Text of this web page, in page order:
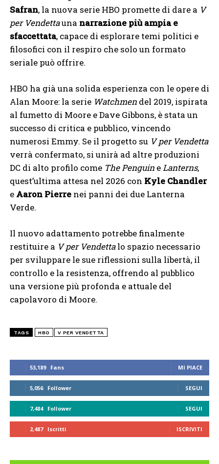
53,189 Fans MI PIACE
5,056 Follower SEGUI
7,484 Follower SEGUI
2,487 Iscritti ISCRIVITI
Safran, la nuova serie HBO promette di dare a V
per Vendettauna narrazione più ampia e
sfaccettata, capace di esplorare temi politici e
filosofici con il respiro che solo un formato
seriale può offrire.
HBO ha già una solida esperienza con le opere di
Alan Moore: la serie Watchmen del 2019, ispirata
al fumetto di Moore e Dave Gibbons, è stata un
successo di critica e pubblico, vincendo
numerosi Emmy. Se il progetto su V per Vendetta
verrà confermato, si unirà ad altre produzioni
DC di alto profilo come The Penguin eLanterns,
quest’ultima attesa nel 2026 con Kyle Chandler
e Aaron Pierre nei panni dei due Lanterna
Verde.
Il nuovo adattamento potrebbe finalmente
restituire a V per Vendettalo spazio necessario
per sviluppare le sue riflessioni sulla libertà, il
controllo e la resistenza, offrendo al pubblico
una versione più profonda e attuale del
capolavoro di Moore.
TAGS HBO V PER VENDETTA